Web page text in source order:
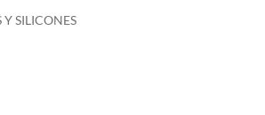
Y SILICONES